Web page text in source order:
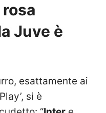
rosa
Juve è
esattamente ai
si è